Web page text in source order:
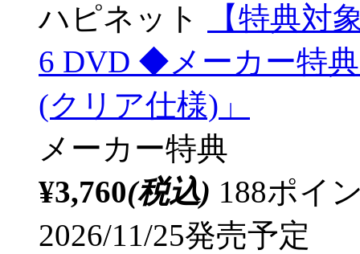
ハピネット
【特典対
6 DVD ◆メーカー特
(クリア仕様)」
メーカー特典
¥3,760(税込) 188ポイ
2026/11/25発売予定